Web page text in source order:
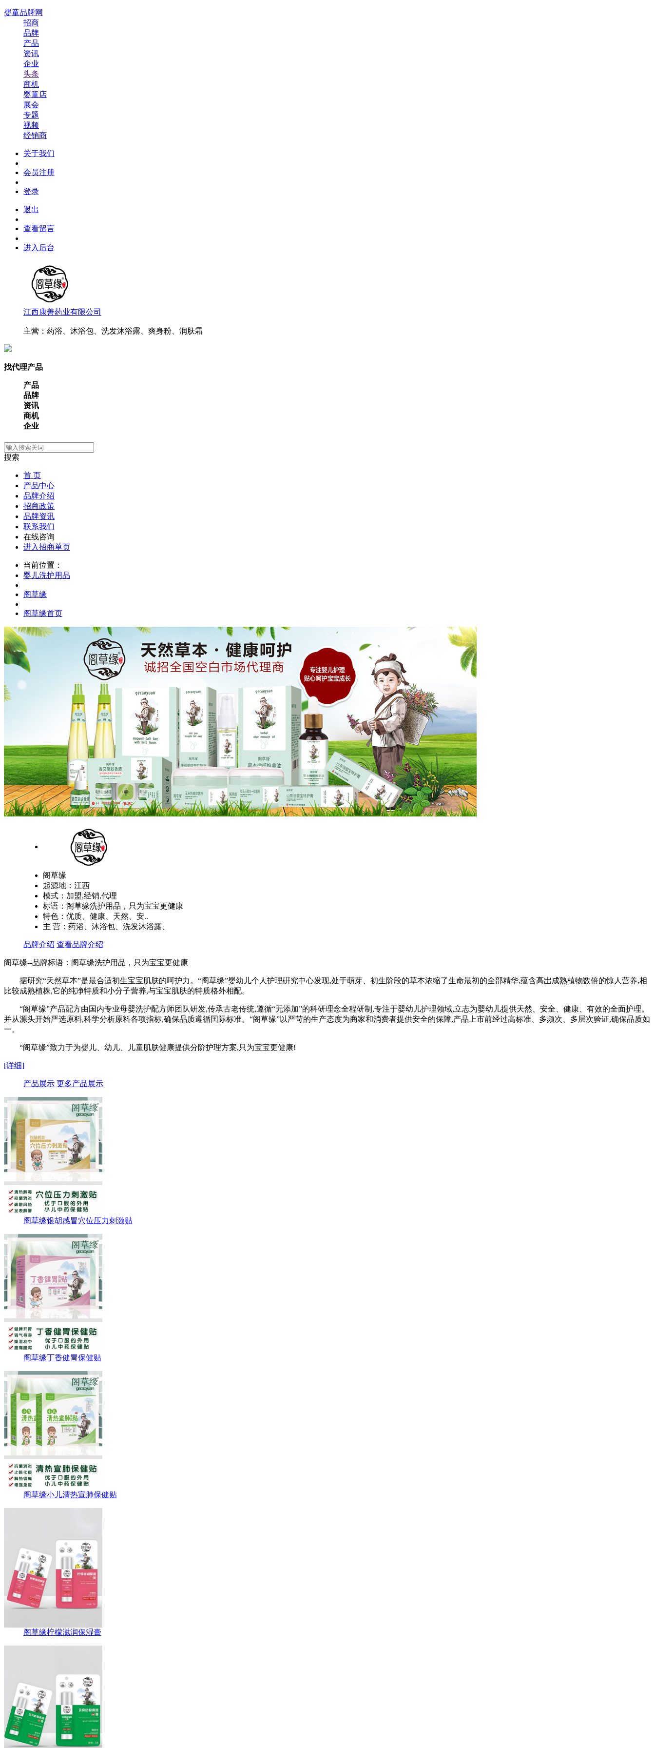
婴童品牌网
招商
品牌
产品
资讯
企业
头条
商机
婴童店
展会
专题
视频
经销商
关于我们
会员注册
登录
退出
查看留言
进入后台
江西康善药业有限公司
主营：药浴、沐浴包、洗发沐浴露、爽身粉、润肤霜
找代理产品
产品
品牌
资讯
商机
企业
搜索
首 页
产品中心
品牌介绍
招商政策
品牌资讯
联系我们
在线咨询
进入招商单页
当前位置：
婴儿洗护用品
阁草缘
阁草缘首页
阁草缘
起源地：江西
模式：加盟,经销,代理
标语：阁草缘洗护用品，只为宝宝更健康
特色：优质、健康、天然、安..
主 营：药浴、沐浴包、洗发沐浴露、
品牌介绍 查看品牌介绍
阁草缘--品牌标语： 阁草缘洗护用品，只为宝宝更健康
据研究“天然草本”是最合适初生宝宝肌肤的呵护力。“阁草缘”婴幼儿个人护理硏究中心发现,处于萌芽、初生阶段的草本浓缩了生命最初的全部精华,蕴含高岀成熟植物数倍的惊人营养,相
比较成熟植株,它的纯净特质和小分子营养,与宝宝肌肤的特质格外相配。
“阁草缘”产品配方由国内专业母婴洗护配方师团队研发,传承古老传统,遵循“无添加”的科研理念全程研制,专注于婴幼儿护理领域,立志为婴幼儿提供天然、安全、健康、有效的全面护理。
并从源头开始严选原料,科学分析原料各项指标,确保品质遵循囯际标准。“阁草缘”以严苛的生产态度为商家和消费者提供安全的保障,产品上市前经过高标准、多频次、多层次验证,确保品质如
一。
“阁草缘”致力于为婴儿、幼儿、儿童肌肤健康提供分阶护理方案,只为宝宝更健康!
[详细]
产品展示 更多产品展示
阁草缘银胡感冒穴位压力刺激贴
阁草缘丁香健胃保健贴
阁草缘小儿清热宣肺保健贴
阁草缘柠檬滋润保湿膏